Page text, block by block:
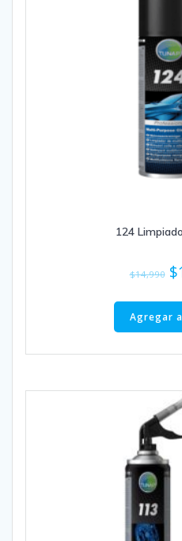
124
$14,990 El
$
Agregar